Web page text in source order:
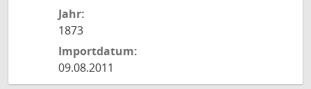
Jahr:
1873
Importdatum:
09.08.2011